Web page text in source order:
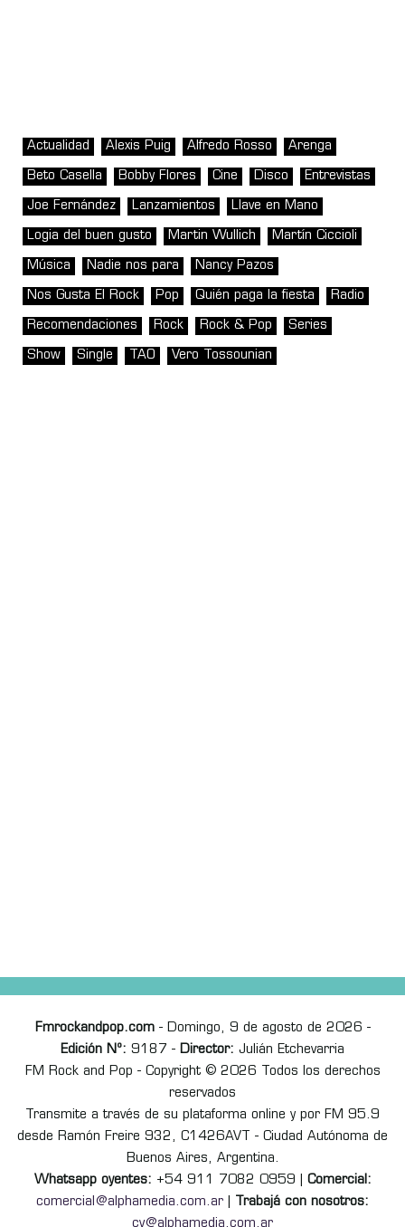
Actualidad Alexis Puig Alfredo Rosso Arenga
Beto Casella Bobby Flores Cine Disco Entrevistas
Joe Fernández Lanzamientos Llave en Mano
Logia del buen gusto Martin Wullich Martín Ciccioli
Música Nadie nos para Nancy Pazos
Nos Gusta El Rock Pop Quién paga la fiesta Radio
Recomendaciones Rock Rock & Pop Series
Show Single TAO Vero Tossounian
Fmrockandpop.com- Domingo, 9 de agosto de 2026 -
Edición Nº: 9187 - Director: Julián Etchevarria
FM Rock and Pop - Copyright © 2026 Todos los derechos
reservados
Transmite a través de su plataforma online y por FM 95.9
desde Ramón Freire 932, C1426AVT - Ciudad Autónoma de
Buenos Aires, Argentina.
Whatsapp oyentes: +54 911 7082 0959 | Comercial:
comercial@alphamedia.com.ar
Trabajá con nosotros:
cv@alphamedia.com.ar